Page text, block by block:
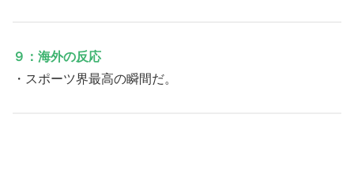
９：海外の反応
・スポーツ界最高の瞬間だ。